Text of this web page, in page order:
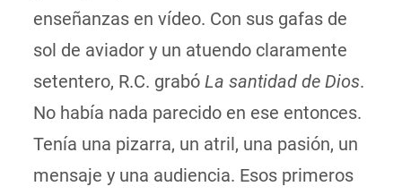
enseñanzas en vídeo. Con sus gafas de
sol de aviador y un atuendo claramente
setentero, R.C. grabó La santidad de Dios.
No había nada parecido en ese entonces.
Tenía una pizarra, un atril, una pasión, un
mensaje y una audiencia. Esos primeros